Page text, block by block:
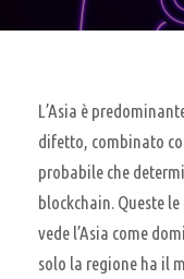
L’Asia è
difetto, combinato
probabile che
blockchain. Queste
vede l’Asia come
solo la regione ha il